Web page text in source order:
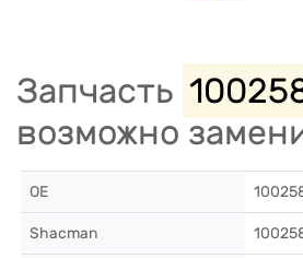
Запчасть
возможно
OE
Shacman